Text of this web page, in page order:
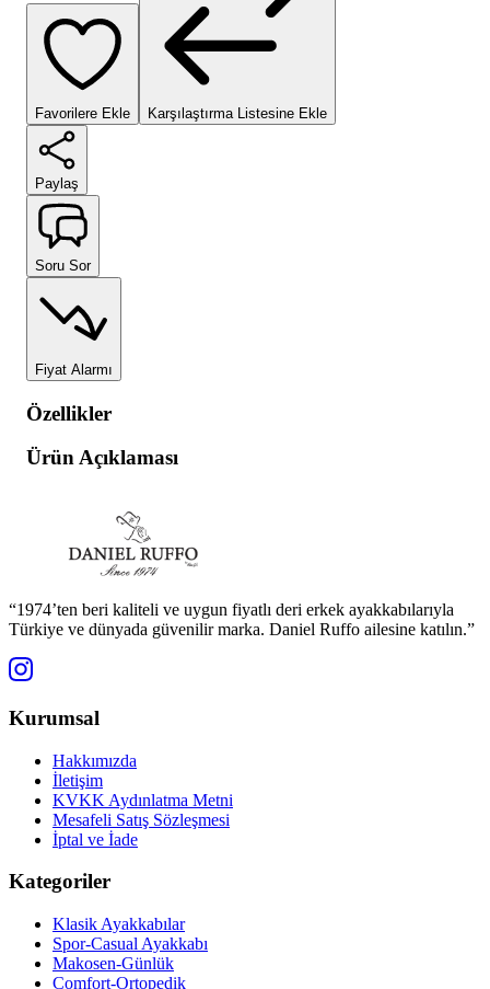
Favorilere Ekle Karşılaştırma Listesine Ekle
Paylaş
Soru Sor
Fiyat Alarmı
Özellikler
Ürün Açıklaması
“1974’ten beri kaliteli ve uygun fiyatlı deri erkek ayakkabılarıyla
Türkiye ve dünyada güvenilir marka. Daniel Ruffo ailesine katılın.”
Kurumsal
Hakkımızda
İletişim
KVKK Aydınlatma Metni
Mesafeli Satış Sözleşmesi
İptal ve İade
Kategoriler
Klasik Ayakkabılar
Spor-Casual Ayakkabı
Makosen-Günlük
Comfort-Ortopedik